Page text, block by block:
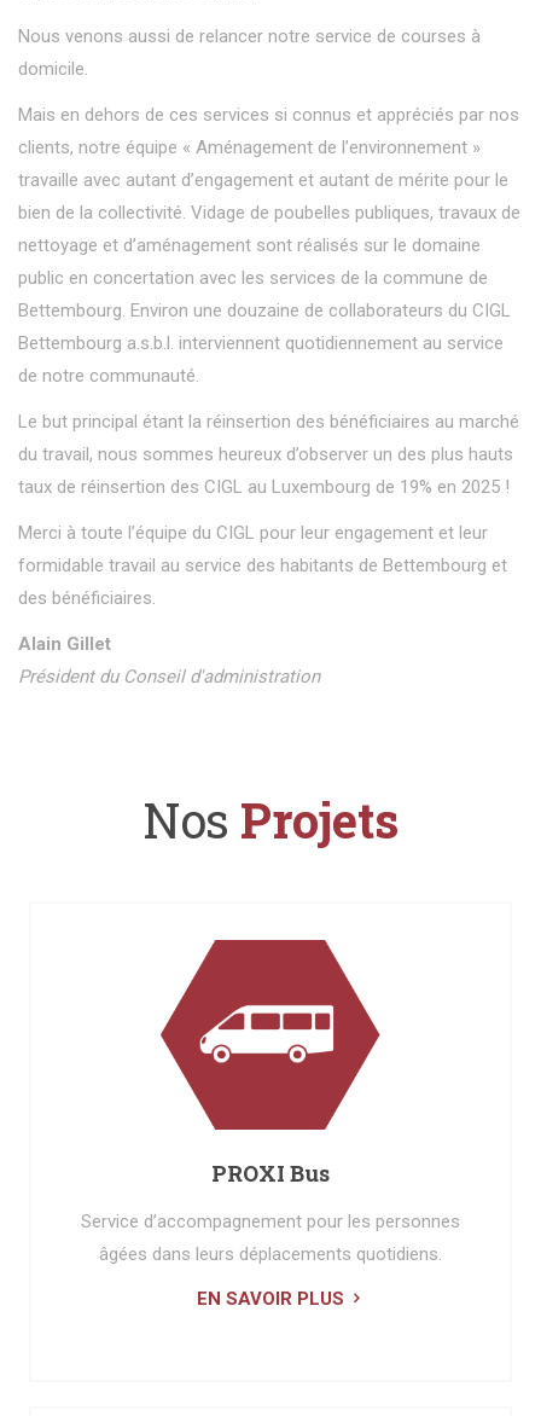
Nous venons aussi de relancer notre service de courses à
domicile.
Mais en dehors de ces services si connus et appréciés par nos
clients, notre équipe « Aménagement de l’environnement »
travaille avec autant d’engagement et autant de mérite pour le
bien de la collectivité. Vidage de poubelles publiques, travaux de
nettoyage et d’aménagement sont réalisés sur le domaine
public en concertation avec les services de la commune de
Bettembourg. Environ une douzaine de collaborateurs du CIGL
Bettembourg a.s.b.l. interviennent quotidiennement au service
de notre communauté.
Le but principal étant la réinsertion des bénéficiaires au marché
du travail, nous sommes heureux d’observer un des plus hauts
taux de réinsertion des CIGL au Luxembourg de 19% en 2025 !
Merci à toute l’équipe du CIGL pour leur engagement et leur
formidable travail au service des habitants de Bettembourg et
des bénéficiaires.
Alain Gillet
Président du Conseil d'administration
Nos Projets
PROXI Bus
Service d’accompagnement pour les personnes
âgées dans leurs déplacements quotidiens.
EN SAVOIR PLUS